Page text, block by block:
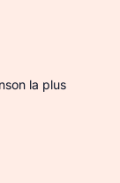
la plus